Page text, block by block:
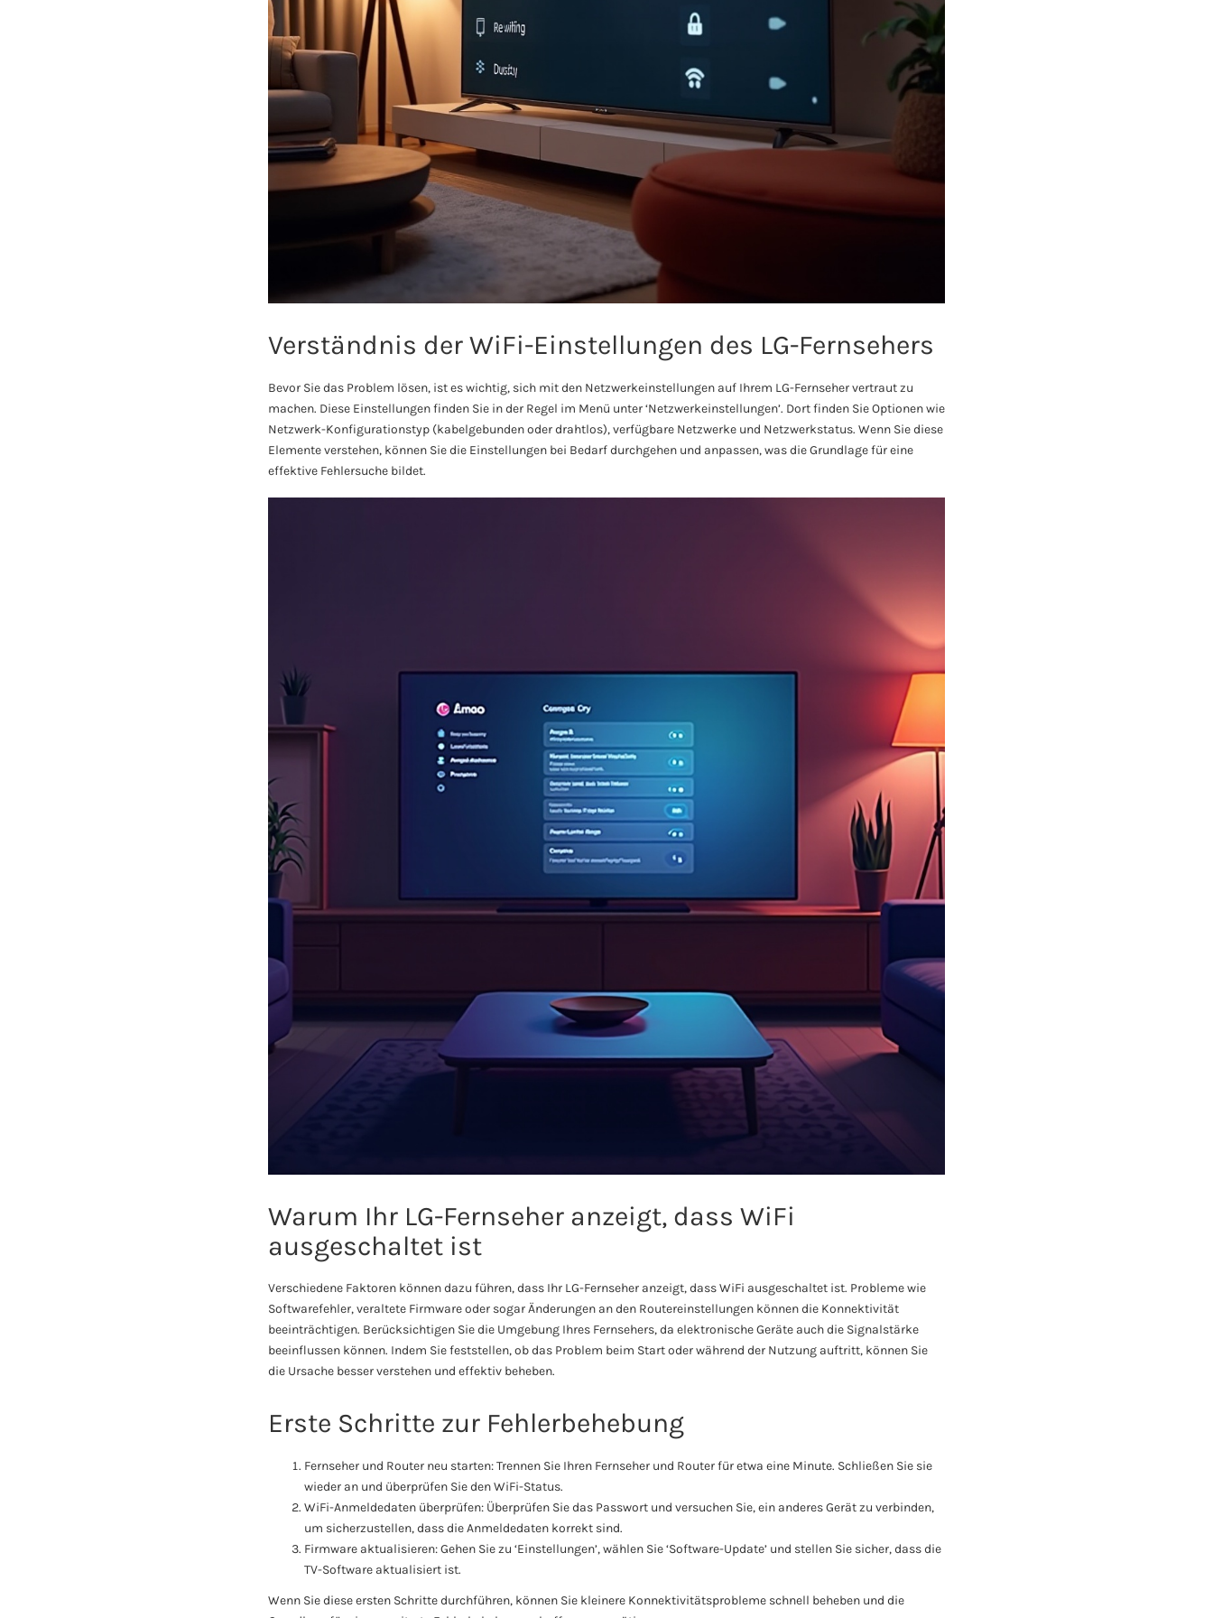
Verständnis der WiFi-Einstellungen des LG-Fernsehers
Bevor Sie das Problem lösen, ist es wichtig, sich mit den Netzwerkeinstellungen auf Ihrem LG-Fernseher vertraut zu
machen. Diese Einstellungen finden Sie in der Regel im Menü unter ‘Netzwerkeinstellungen’. Dort finden Sie Optionen wie
Netzwerk-Konfigurationstyp (kabelgebunden oder drahtlos), verfügbare Netzwerke und Netzwerkstatus. Wenn Sie diese
Elemente verstehen, können Sie die Einstellungen bei Bedarf durchgehen und anpassen, was die Grundlage für eine
effektive Fehlersuche bildet.
Warum Ihr LG-Fernseher anzeigt, dass WiFi
ausgeschaltet ist
Verschiedene Faktoren können dazu führen, dass Ihr LG-Fernseher anzeigt, dass WiFi ausgeschaltet ist. Probleme wie
Softwarefehler, veraltete Firmware oder sogar Änderungen an den Routereinstellungen können die Konnektivität
beeinträchtigen. Berücksichtigen Sie die Umgebung Ihres Fernsehers, da elektronische Geräte auch die Signalstärke
beeinflussen können. Indem Sie feststellen, ob das Problem beim Start oder während der Nutzung auftritt, können Sie
die Ursache besser verstehen und effektiv beheben.
Erste Schritte zur Fehlerbehebung
Fernseher und Router neu starten: Trennen Sie Ihren Fernseher und Router für etwa eine Minute. Schließen Sie sie
wieder an und überprüfen Sie den WiFi-Status.
WiFi-Anmeldedaten überprüfen: Überprüfen Sie das Passwort und versuchen Sie, ein anderes Gerät zu verbinden,
um sicherzustellen, dass die Anmeldedaten korrekt sind.
Firmware aktualisieren: Gehen Sie zu ‘Einstellungen’, wählen Sie ‘Software-Update’ und stellen Sie sicher, dass die
TV-Software aktualisiert ist.
Wenn Sie diese ersten Schritte durchführen, können Sie kleinere Konnektivitätsprobleme schnell beheben und die